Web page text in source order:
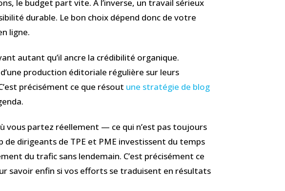
le budget part vite. À l’inverse, un travail sérieux
durable. Le bon choix dépend donc de votre
ligne.
autant qu’il ancre la crédibilité organique.
production éditoriale régulière sur leurs
précisément ce que résout une stratégie de blog
vous partez réellement — ce qui n’est pas toujours
dirigeants de TPE et PME investissent du temps
du trafic sans lendemain. C’est précisément ce
savoir enfin si vos efforts se traduisent en résultats